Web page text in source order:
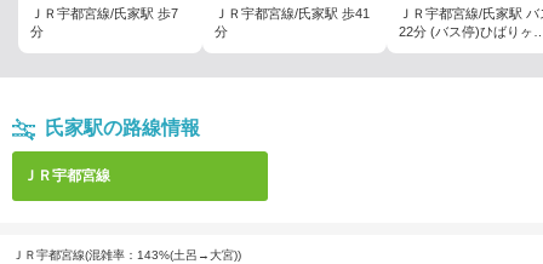
ＪＲ宇都宮線/氏家駅 歩7
分
ＪＲ宇都宮線/氏家駅 歩41
分
ＪＲ宇都宮線/氏家駅 バ
22分 (バス停)ひばりヶ
氏家駅の路線情報
ＪＲ宇都宮線
ＪＲ宇都宮線(混雑率：143%(土呂→大宮))